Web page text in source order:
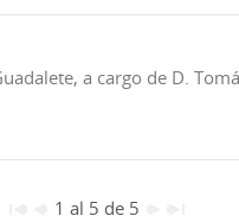
a cargo de D.
1 al 5 de 5